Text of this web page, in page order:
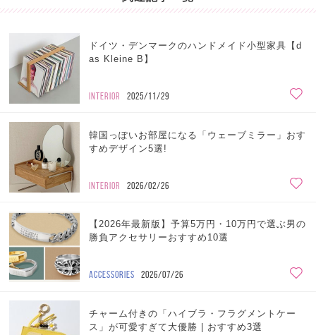
ドイツ・デンマークのハンドメイド小型家具【d
as Kleine B】
INTERIOR 2025/11/29
韓国っぽいお部屋になる「ウェーブミラー」おす
すめデザイン5選!
INTERIOR 2026/02/26
【2026年最新版】予算5万円・10万円で選ぶ男の
勝負アクセサリーおすすめ10選
ACCESSORIES 2026/07/26
チャーム付きの「ハイブラ・フラグメントケー
ス」が可愛すぎて大優勝 | おすすめ3選